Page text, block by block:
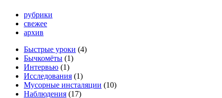
рубрики
свежее
архив
Быстрые уроки (4)
Бычкомёты (1)
Интервью (1)
Исследования (1)
Мусорные инсталяции (10)
Наблюдения (17)